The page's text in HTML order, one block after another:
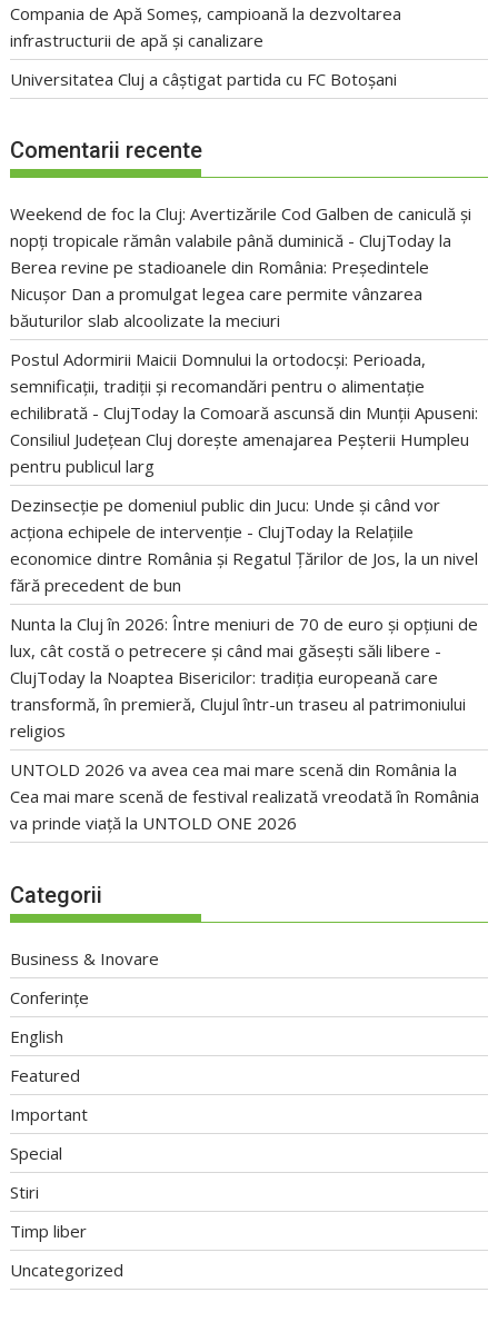
Compania de Apă Someș, campioană la dezvoltarea
infrastructurii de apă și canalizare
Universitatea Cluj a câștigat partida cu FC Botoșani
Comentarii recente
Weekend de foc la Cluj: Avertizările Cod Galben de caniculă și
nopți tropicale rămân valabile până duminică - ClujToday la
Berea revine pe stadioanele din România: Președintele
Nicușor Dan a promulgat legea care permite vânzarea
băuturilor slab alcoolizate la meciuri
Postul Adormirii Maicii Domnului la ortodocși: Perioada,
semnificații, tradiții și recomandări pentru o alimentație
echilibrată - ClujToday laComoară ascunsă din Munții Apuseni:
Consiliul Județean Cluj dorește amenajarea Peșterii Humpleu
pentru publicul larg
Dezinsecție pe domeniul public din Jucu: Unde și când vor
acționa echipele de intervenție - ClujToday la Relațiile
economice dintre România și Regatul Țărilor de Jos, la un nivel
fără precedent de bun
Nunta la Cluj în 2026: Între meniuri de 70 de euro și opțiuni de
lux, cât costă o petrecere și când mai găsești săli libere -
ClujToday la Noaptea Bisericilor: tradiția europeană care
transformă, în premieră, Clujul într-un traseu al patrimoniului
religios
UNTOLD 2026 va avea cea mai mare scenă din România la
Cea mai mare scenă de festival realizată vreodată în România
va prinde viață la UNTOLD ONE 2026
Categorii
Business & Inovare
Conferințe
English
Featured
Important
Special
Stiri
Timp liber
Uncategorized